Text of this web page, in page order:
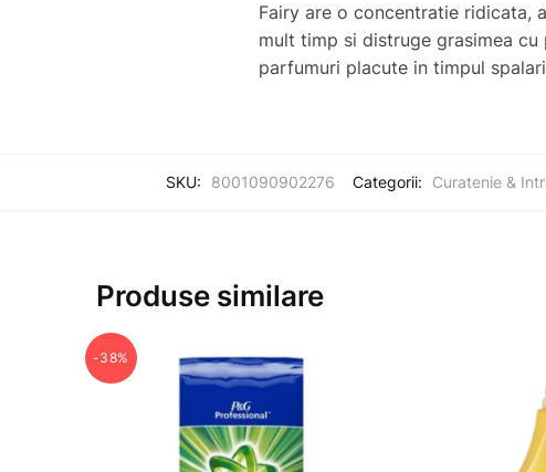
Fairy are o concentratie ridicata,
mult timp si distruge grasimea
parfumuri placute in timpul
SKU: 8001090902276 Categorii: Curatenie &
Produse similare
-38%